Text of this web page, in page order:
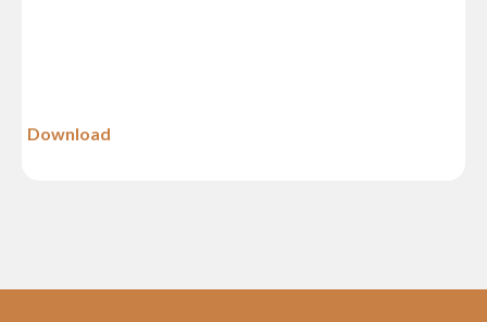
Download